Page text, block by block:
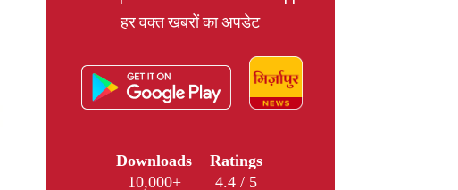
हर वक्त खबरों का अपडेट
Downloads
10,000+
Ratings
4.4 / 5